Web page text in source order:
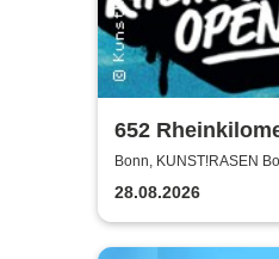
652
Bonn, KUNST!RASEN
28.08.2026